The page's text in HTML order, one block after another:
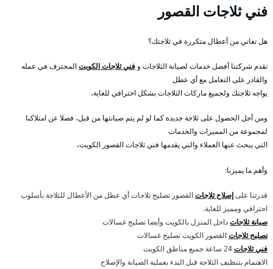
فني ثلاجات القصور
هل تعاني من أعطال متكررة في ثلاجتك؟
تقدم شركتنا أفضل خدمات لصيانة الثلاجات و فني ثلاجات الكويتالمحترف في عمله
والقادر على التعامل مع أي عطل
يواجه ثلاجتك ولجميع ماركات الثلاجات بشكل احترافي للغاية،
ومن أجل الحصول على ثلاجة جديدة كما لو لم يتم صيانتها من قبل، فضلا عن امتلاكنا
لمجموعة من المميزات والخدمات
التي يبحث عنها العملاء والتي يقدمها فني ثلاجات القصور الكويت،
وأهم ما يميزنا:
قدرتنا علىإصلاح ثلاجاتالقصور تصليح ثلاجات أي عطل من الأعطال للثلاجة بأسلوب
احترافي ومميز للغاية.
صيانة ثلاجاتداخل المنزل بالكويت وأيضا تصليح غسالات
تصليح ثلاجاتالقصور الكويت تصليح غسالات
فني ثلاجات
الاهتمام بتنظيف الثلاجة قبل البدء بعملية الصيانة والإصلاح